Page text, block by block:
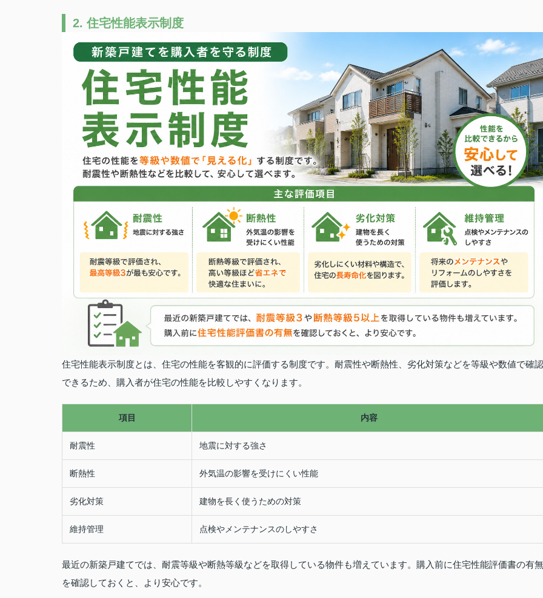
2. 住宅性能表示制度
住宅性能表示制度とは、住宅の性能を客観的に評価する制度です。耐震性や断熱性、劣化対策などを等級や数値で確認
できるため、購入者が住宅の性能を比較しやすくなります。
項目 内容
耐震性 地震に対する強さ
断熱性 外気温の影響を受けにくい性能
劣化対策 建物を長く使うための対策
維持管理 点検やメンテナンスのしやすさ
最近の新築戸建てでは、耐震等級や断熱等級などを取得している物件も増えています。購入前に住宅性能評価書の有無
を確認しておくと、より安心です。